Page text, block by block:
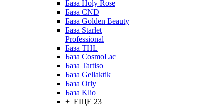
База Holy Rose
База CND
База Golden Beauty
База Starlet
Professional
База THL
База CosmoLac
База Tartiso
База Gellaktik
База Orly
База Klio
+ ЕЩЕ 23